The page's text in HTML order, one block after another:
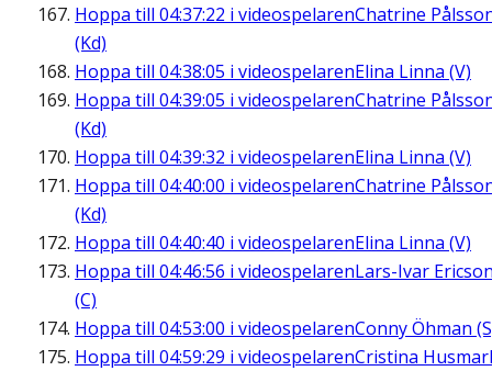
Hoppa till 04:37:22 i videospelarenChatrine
(Kd)
Hoppa till 04:38:05 i videospelarenElina Linna (V)
Hoppa till 04:39:05 i videospelarenChatrine
(Kd)
Hoppa till 04:39:32 i videospelarenElina Linna (V)
Hoppa till 04:40:00 i videospelarenChatrine
(Kd)
Hoppa till 04:40:40 i videospelarenElina Linna (V)
Hoppa till 04:46:56 i videospelarenLars-Ivar
(C)
Hoppa till 04:53:00 i videospelarenConny Öhman
Hoppa till 04:59:29 i videospelarenCristina